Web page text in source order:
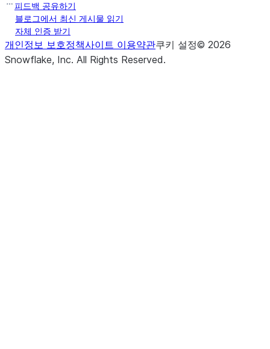
피드백 공유하기
블로그에서 최신 게시물 읽기
자체 인증 받기
개인정보 보호정책사이트 이용약관쿠키 설정© 2026
Snowflake, Inc. All Rights Reserved.